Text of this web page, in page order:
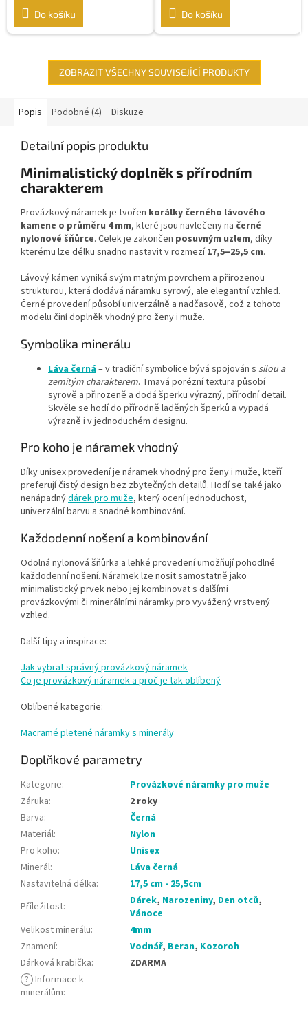
Do košíku Do košíku
ZOBRAZIT VŠECHNY SOUVISEJÍCÍ PRODUKTY
Popis Podobné (4) Diskuze
Detailní popis produktu
Minimalistický doplněk s přírodním
charakterem
Provázkový náramek je tvořen korálky černého lávového
kamene o průměru 4 mm, které jsou navlečeny na černé
nylonové šňůrce. Celek je zakončen posuvným uzlem, díky
kterému lze délku snadno nastavit v rozmezí17,5–25,5 cm.
Lávový kámen vyniká svým matným povrchem a přirozenou
strukturou, která dodává náramku syrový, ale elegantní vzhled.
Černé provedení působí univerzálně a nadčasově, což z tohoto
modelu činí doplněk vhodný pro ženy i muže.
Symbolika minerálu
Láva černá– v tradiční symbolice bývá spojován s silou a
zemitým charakterem. Tmavá porézní textura působí
syrově a přirozeně a dodá šperku výrazný, přírodní detail.
Skvěle se hodí do přírodně laděných šperků a vypadá
výrazně i v jednoduchém designu.
Pro koho je náramek vhodný
Díky unisex provedení je náramek vhodný pro ženy i muže, kteří
preferují čistý design bez zbytečných detailů. Hodí se také jako
nenápadnýdárek pro muže, který ocení jednoduchost,
univerzální barvu a snadné kombinování.
Každodenní nošení a kombinování
Odolná nylonová šňůrka a lehké provedení umožňují pohodlné
každodenní nošení. Náramek lze nosit samostatně jako
minimalistický prvek nebo jej kombinovat s dalšími
provázkovými či minerálními náramky pro vyvážený vrstvený
vzhled.
Další tipy a inspirace:
Jak vybrat správný provázkový náramek
Co je provázkový náramek a proč je tak oblíbený
Oblíbené kategorie:
Macramé pletené náramky s minerály
Doplňkové parametry
Kategorie:
Provázkové náramky pro muže
Záruka:
2 roky
Barva:
Černá
Materiál:
Nylon
Pro koho:
Unisex
Minerál:
Láva černá
Nastavitelná délka:
17,5 cm - 25,5cm
Příležitost: Dárek, Narozeniny, Den otců,
Vánoce
Velikost minerálu:
4mm
Znamení: Vodnář, Beran, Kozoroh
Dárková krabička:
ZDARMA
? Informace k
minerálům: